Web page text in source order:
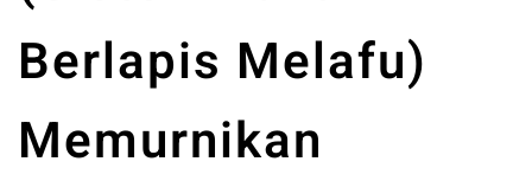
Berlapis Melafu)
Memurnikan